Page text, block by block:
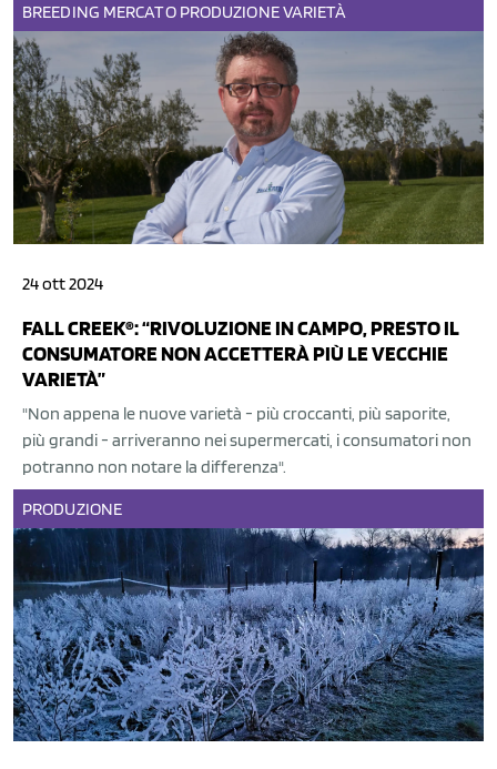
BREEDING MERCATO PRODUZIONEVARIETÀ
24 ott 2024
FALL CREEK®: “RIVOLUZIONE IN CAMPO, PRESTO IL
CONSUMATORE NON ACCETTERÀ PIÙ LE VECCHIE
VARIETÀ”
"Non appena le nuove varietà - più croccanti, più saporite,
più grandi - arriveranno nei supermercati, i consumatori non
potranno non notare la differenza".
PRODUZIONE